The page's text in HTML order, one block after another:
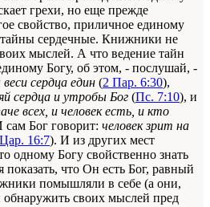
грехи, но еще прежде
свойство, приличное единому
сердечные. Книжники не
мыслей. А что ведение тайн
Богу, об этом, - послушай, -
сердца един (2 Пар. 6:30),
сердца и утробы Бог (Пс. 7:10), и
всех, и человек есть, и кто
сам Бог говорит: человек зрит на
16:7). И из других мест
одному Богу свойственно знать
что Он есть Бог, равный
помышляли в себе (а они,
обнаружить своих мыслей пред